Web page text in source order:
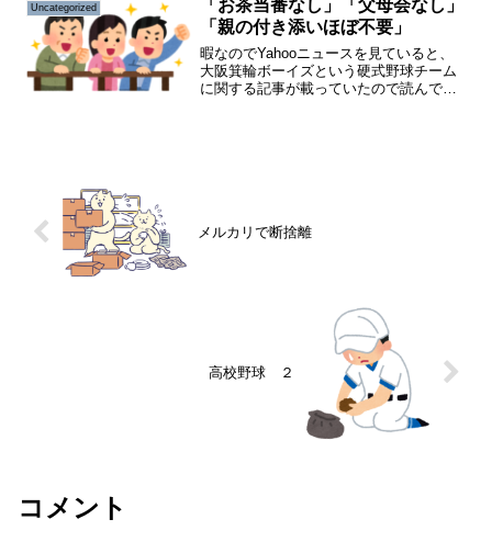
Uncategorized
「お茶当番なし」「父母会なし」
「親の付き添いほぼ不要」
暇なのでYahooニュースを見ていると、
大阪箕輪ボーイズという硬式野球チーム
に関する記事が載っていたので読んでみ
メルカリで断捨離
高校野球 ２
コメント